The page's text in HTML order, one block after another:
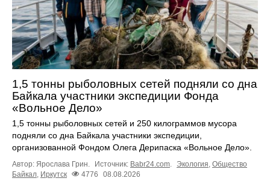
1,5 тонны рыболовных сетей подняли со дна
Байкала участники экспедиции Фонда
«Вольное Дело»
1,5 тонны рыболовных сетей и 250 килограммов мусора
подняли со дна Байкала участники экспедиции,
организованной Фондом Олега Дерипаска «Вольное Дело».
Автор: Ярослава Грин. Источник: Babr24.com. Экология, Общество
Байкал, Иркутск 4776 08.08.2026